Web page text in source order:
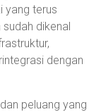
yang terus
dikenal
dengan
peluang yang